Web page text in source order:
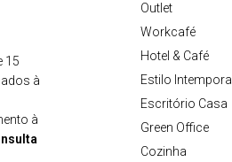
15
à
à
Outlet
Workcafé
Hotel & Café
Estilo Intemporal
Escritório Casa
Green Office
Cozinha